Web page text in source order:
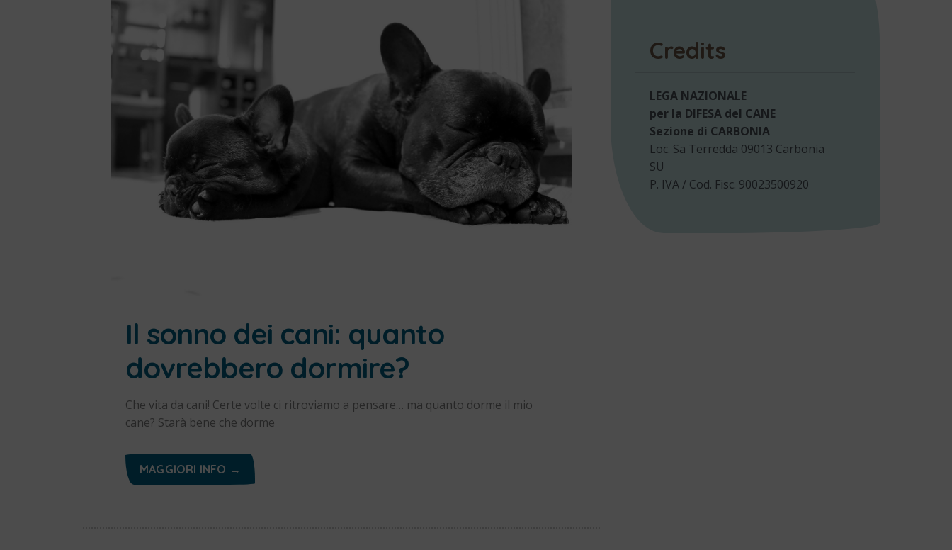
Il sonno dei cani: quanto
dovrebbero dormire?
Che vita da cani! Certe volte ci ritroviamo a pensare… ma quanto dorme il mio
cane? Starà bene che dorme
MAGGIORI INFO →
Credits
LEGA NAZIONALE
per la DIFESA del CANE
Sezione di CARBONIA
Loc. Sa Terredda 09013 Carbonia
SU
P. IVA / Cod. Fisc. 90023500920